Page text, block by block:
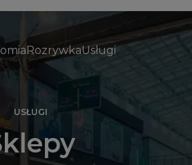
RozrywkaUsługi
USŁUGI